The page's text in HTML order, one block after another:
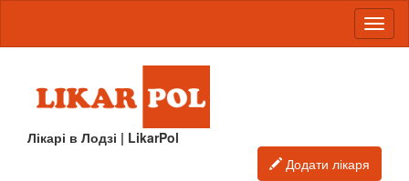
Лікарі в Лодзі | LikarPol
Додати лікаря